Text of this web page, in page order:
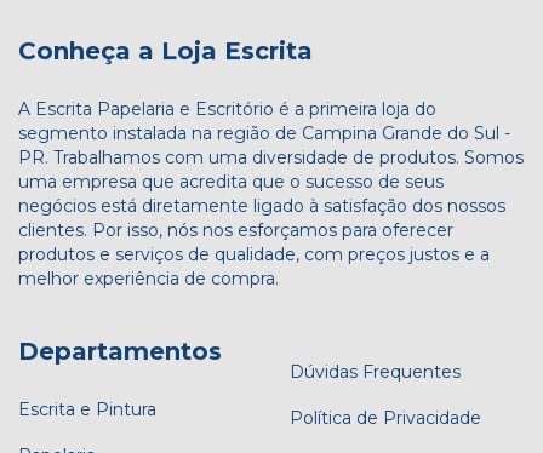
Conheça a Loja Escrita
A Escrita Papelaria e Escritório é a primeira loja do
segmento instalada na região de Campina Grande do Sul -
PR. Trabalhamos com uma diversidade de produtos. Somos
uma empresa que acredita que o sucesso de seus
negócios está diretamente ligado à satisfação dos nossos
clientes. Por isso, nós nos esforçamos para oferecer
produtos e serviços de qualidade, com preços justos e a
melhor experiência de compra.
Departamentos
Escrita e Pintura
Dúvidas Frequentes
Política de Privacidade